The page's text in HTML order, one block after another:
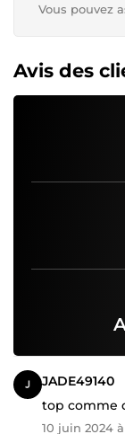
Vous pouvez
Avis des
JADE49140
top comme
10 juin 2024 à